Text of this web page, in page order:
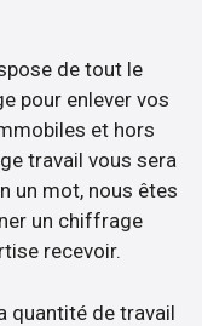
de tout le
pour enlever vos
et hors
travail vous sera
un mot, nous êtes
un chiffrage
recevoir.
quantité de travail